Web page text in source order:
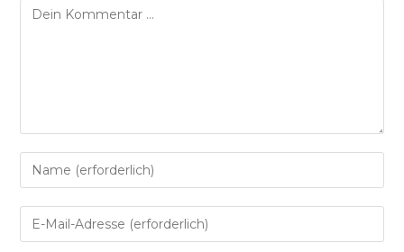
Kommentar
Gib
deinen
Namen
oder
Gib
deine